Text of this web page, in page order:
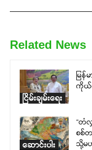
Related News
ငြိမ်းချမ်းရေး
မြ
ကိုယ်
ဆောင်းပါး
“တံလ
စစ်
သို့မ